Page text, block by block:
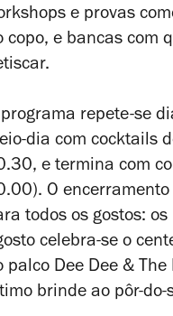
e provas
copo, e bancas com
repete-se
dia com cocktails
e termina com
O
todos os gostos:
celebra-se o
palco Dee Dee &
brinde ao pôr-do-